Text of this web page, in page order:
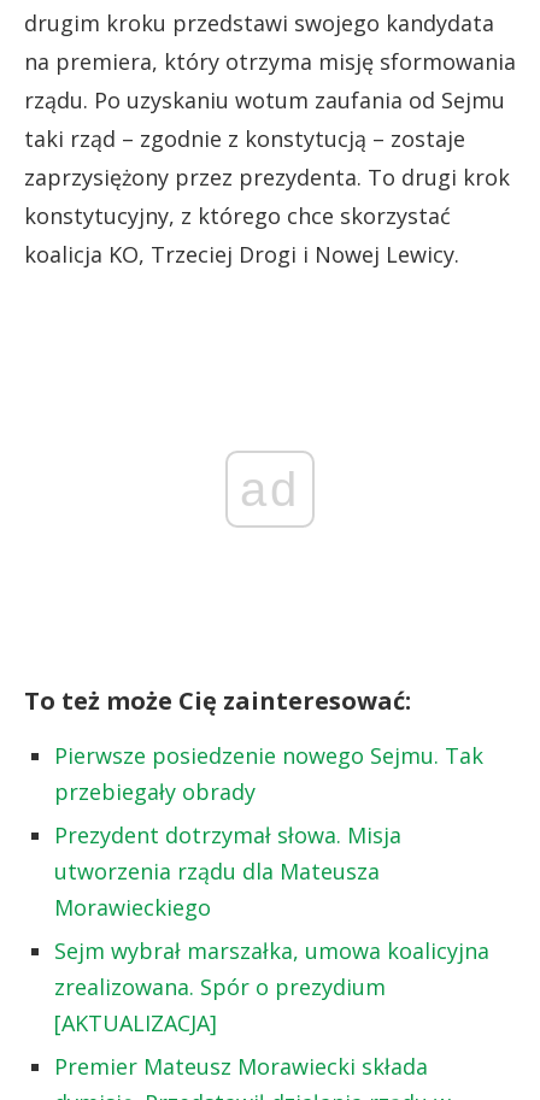
drugim kroku przedstawi swojego kandydata
na premiera, który otrzyma misję sformowania
rządu. Po uzyskaniu wotum zaufania od Sejmu
taki rząd – zgodnie z konstytucją – zostaje
zaprzysiężony przez prezydenta. To drugi krok
konstytucyjny, z którego chce skorzystać
koalicja KO, Trzeciej Drogi i Nowej Lewicy.
ad
To też może Cię zainteresować:
Pierwsze posiedzenie nowego Sejmu. Tak
przebiegały obrady
Prezydent dotrzymał słowa. Misja
utworzenia rządu dla Mateusza
Morawieckiego
Sejm wybrał marszałka, umowa koalicyjna
zrealizowana. Spór o prezydium
[AKTUALIZACJA]
Premier Mateusz Morawiecki składa